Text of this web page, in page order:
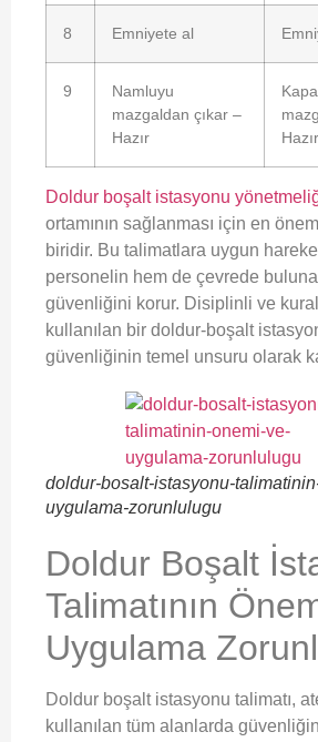
8 Emniyete al
9
Namluyu
mazgaldan çıkar –
Hazır
Hazır
Doldur boşalt istasyonu
ortamının sağlanması için en
biridir. Bu talimatlara uygun
personelin hem de çevrede
güvenliğini korur. Disiplinli ve
kullanılan bir doldur-boşalt
güvenliğinin temel unsuru olarak
doldur-bosalt-istasyonu-
uygulama-zorunlulugu
Doldur Boşalt
Talimatının
Uygulama
Doldur boşalt istasyonu talimatı,
kullanılan tüm alanlarda